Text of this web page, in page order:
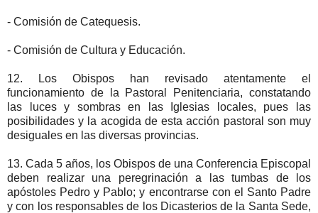
- Comisión de Catequesis.
- Comisión de Cultura y Educación.
12. Los Obispos han revisado atentamente el
funcionamiento de la Pastoral Penitenciaria, constatando
las luces y sombras en las Iglesias locales, pues las
posibilidades y la acogida de esta acción pastoral son muy
desiguales en las diversas provincias.
13. Cada 5 años, los Obispos de una Conferencia Episcopal
deben realizar una peregrinación a las tumbas de los
apóstoles Pedro y Pablo; y encontrarse con el Santo Padre
y con los responsables de los Dicasterios de la Santa Sede,